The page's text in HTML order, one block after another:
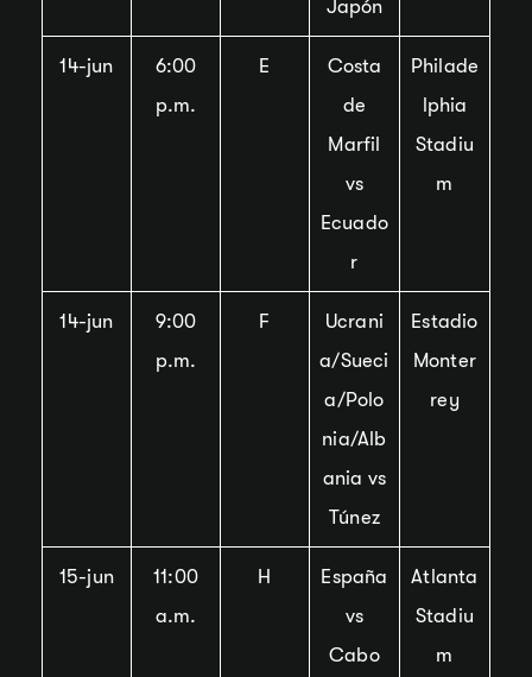
Japón
14-jun
6:00
p.m.
E
Costa
de
Marfil
vs
Ecuado
r
Philade
lphia
Stadiu
m
14-jun
9:00
p.m.
F
Ucrani
a/Sueci
a/Polo
nia/Alb
ania vs
Túnez
Estadio
Monter
rey
15-jun
11:00
a.m.
H
España
vs
Cabo
Atlanta
Stadiu
m